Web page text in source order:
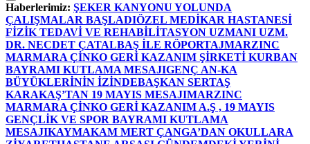
Haberlerimiz: ŞEKER KANYONU YOLUNDA
ÇALIŞMALAR BAŞLADIÖZEL MEDİKAR HASTANESİ
FİZİK TEDAVİ VE REHABİLİTASYON UZMANI UZM.
DR. NECDET ÇATALBAŞ İLE RÖPORTAJMARZINC
MARMARA ÇİNKO GERİ KAZANIM ŞİRKETİ KURBAN
BAYRAMI KUTLAMA MESAJIGENÇ AN-KA
BÜYÜKLERİNİN İZİNDEBAŞKAN SERTAŞ
KARAKAŞ’TAN 19 MAYIS MESAJIMARZINC
MARMARA ÇİNKO GERİ KAZANIM A.Ş , 19 MAYIS
GENÇLİK VE SPOR BAYRAMI KUTLAMA
MESAJIKAYMAKAM MERT ÇANGA’DAN OKULLARA